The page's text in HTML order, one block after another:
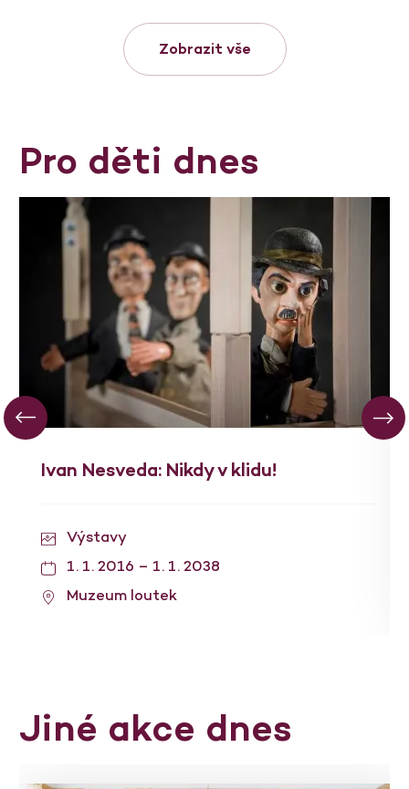
Zobrazit vše
Pro děti dnes
Ivan Nesveda: Nikdy v klidu!
Výstavy
1. 1. 2016 – 1. 1. 2038
Muzeum loutek
Jiné akce dnes